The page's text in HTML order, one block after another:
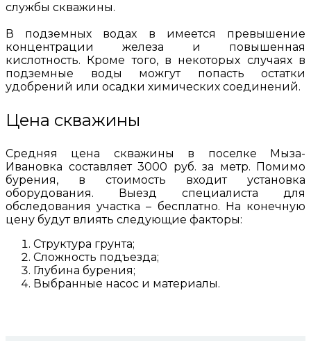
службы скважины.
В подземных водах в имеется превышение
концентрации железа и повышенная
кислотность. Кроме того, в некоторых случаях в
подземные воды можгут попасть остатки
удобрений или осадки химических соединений.
Цена скважины
Средняя цена скважины в поселке Мыза-
Ивановка составляет 3000 руб. за метр. Помимо
бурения, в стоимость входит установка
оборудования. Выезд специалиста для
обследования участка – бесплатно. На конечную
цену будут влиять следующие факторы:
Структура грунта;
Сложность подъезда;
Глубина бурения;
Выбранные насос и материалы.